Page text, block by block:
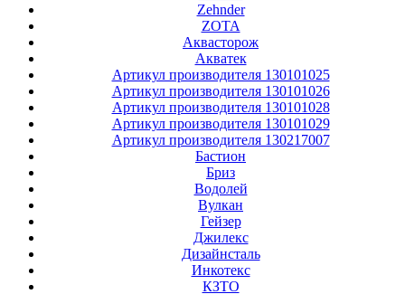
Zehnder
ZOTA
Аквасторож
Акватек
Артикул производителя 130101025
Артикул производителя 130101026
Артикул производителя 130101028
Артикул производителя 130101029
Артикул производителя 130217007
Бастион
Бриз
Водолей
Вулкан
Гейзер
Джилекс
Дизайнсталь
Инкотекс
КЗТО